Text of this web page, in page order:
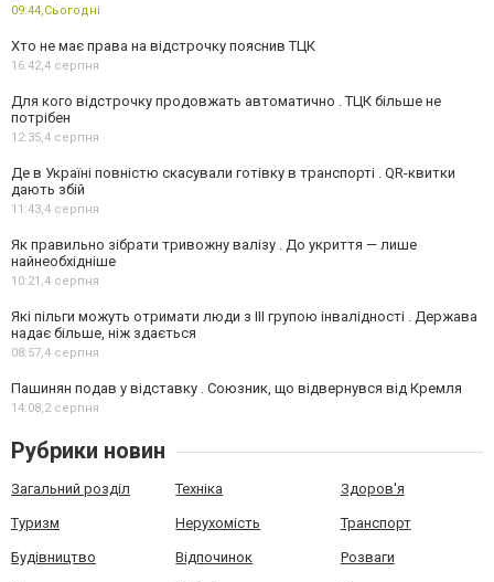
09:44,Сьогодні
Хто не має права на відстрочку пояснив ТЦК
16:42,4 серпня
Для кого відстрочку продовжать автоматично . ТЦК більше не
потрібен
12:35,4 серпня
Де в Україні повністю скасували готівку в транспорті . QR-квитки
дають збій
11:43,4 серпня
Як правильно зібрати тривожну валізу . До укриття — лише
найнеобхідніше
10:21,4 серпня
Які пільги можуть отримати люди з III групою інвалідності . Держава
надає більше, ніж здається
08:57,4 серпня
Пашинян подав у відставку . Союзник, що відвернувся від Кремля
14:08,2 серпня
Рубрики новин
Загальний розділ Техніка Здоров'я
Туризм Нерухомість Транспорт
Будівництво Відпочинок Розваги